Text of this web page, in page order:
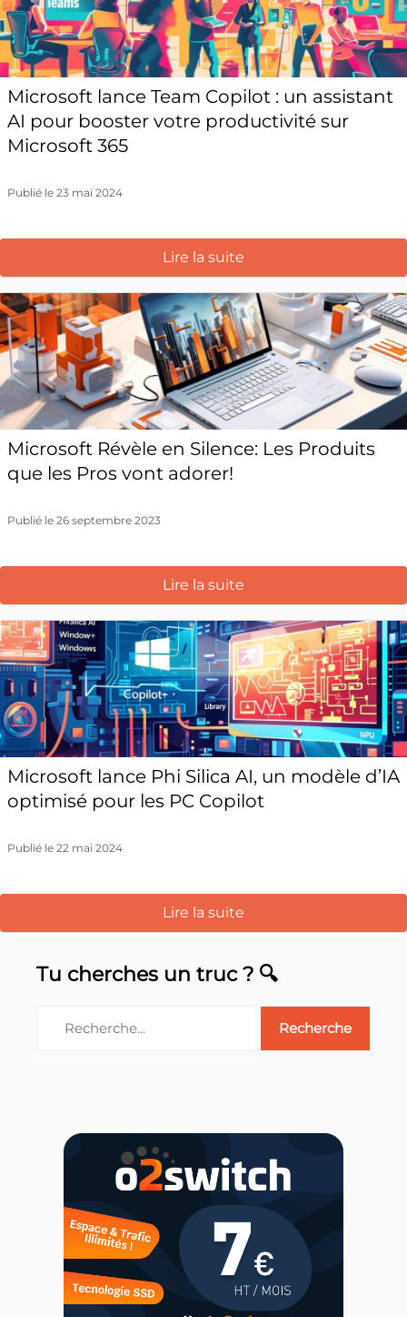
Microsoft lance Team Copilot : un assistant
AI pour booster votre productivité sur
Microsoft 365
Publié le 23 mai 2024
Lire la suite
Microsoft Révèle en Silence: Les Produits
que les Pros vont adorer!
Publié le 26 septembre 2023
Lire la suite
Microsoft lance Phi Silica AI, un modèle d’IA
optimisé pour les PC Copilot
Publié le 22 mai 2024
Lire la suite
Tu cherches un truc ? 🔍